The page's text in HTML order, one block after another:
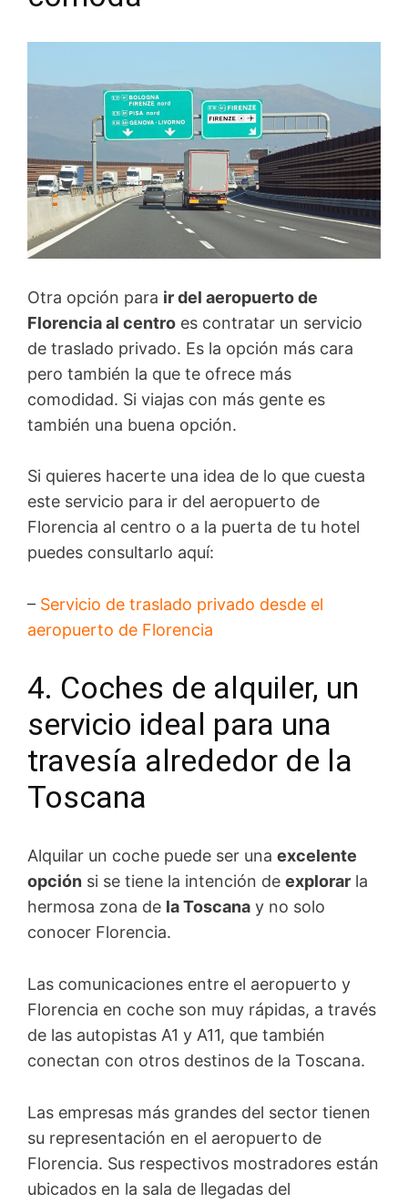
Otra opción para ir del aeropuerto de
Florencia al centro es contratar un servicio
de traslado privado. Es la opción más cara
pero también la que te ofrece más
comodidad. Si viajas con más gente es
también una buena opción.
Si quieres hacerte una idea de lo que cuesta
este servicio para ir del aeropuerto de
Florencia al centro o a la puerta de tu hotel
puedes consultarlo aquí:
– Servicio de traslado privado desde el
aeropuerto de Florencia
4. Coches de alquiler, un
servicio ideal para una
travesía alrededor de la
Toscana
Alquilar un coche puede ser una excelente
opción si se tiene la intención de explorar la
hermosa zona de la Toscana y no solo
conocer Florencia.
Las comunicaciones entre el aeropuerto y
Florencia en coche son muy rápidas, a través
de las autopistas A1 y A11, que también
conectan con otros destinos de la Toscana.
Las empresas más grandes del sector tienen
su representación en el aeropuerto de
Florencia. Sus respectivos mostradores están
ubicados en la sala de llegadas del